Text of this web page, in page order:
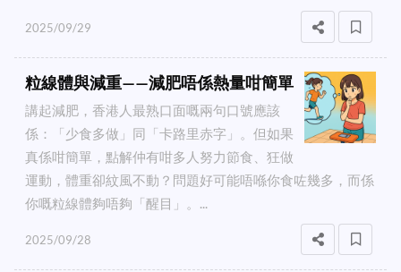
2025/09/29
粒線體與減重——減肥唔係熱量咁簡單
講起減肥，香港人最熟口面嘅兩句口號應該
係：「少食多做」同「卡路里赤字」。但如果
真係咁簡單，點解仲有咁多人努力節食、狂做
運動，體重卻紋風不動？問題好可能唔喺你食咗幾多，而係
你嘅粒線體夠唔夠「醒目」。...
2025/09/28